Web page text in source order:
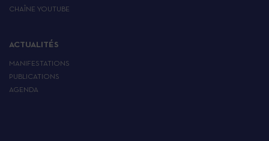
CHAÎNE YOUTUBE
ACTUALITÉS
MANIFESTATIONS
PUBLICATIONS
AGENDA